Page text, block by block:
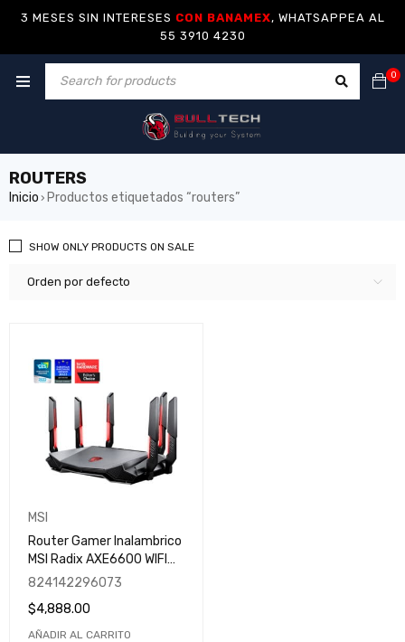
3 MESES SIN INTERESES CON BANAMEX, WHATSAPPEA AL
55 3910 4230
0
ROUTERS
Inicio › Productos etiquetados “routers”
Orden por defecto
SHOW ONLY PRODUCTS ON SALE
MSI
Router Gamer Inalambrico
MSI Radix AXE6600 WIFI
6E TRI-BAND | 6600mbps |
WIFI 6E TRI-BAND GAMING
824142296073
$4,888.00
AÑADIR AL CARRITO